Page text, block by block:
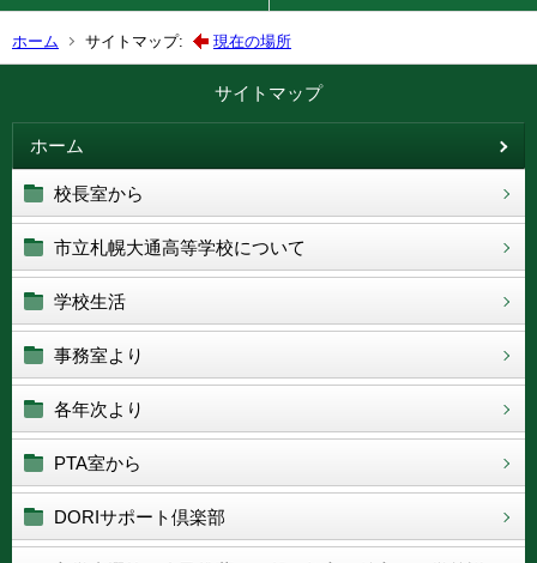
ホーム サイトマップ: 現在の場所
サイトマップ
ホーム
校長室から
市立札幌大通高等学校について
学校生活
事務室より
各年次より
PTA室から
DORIサポート倶楽部